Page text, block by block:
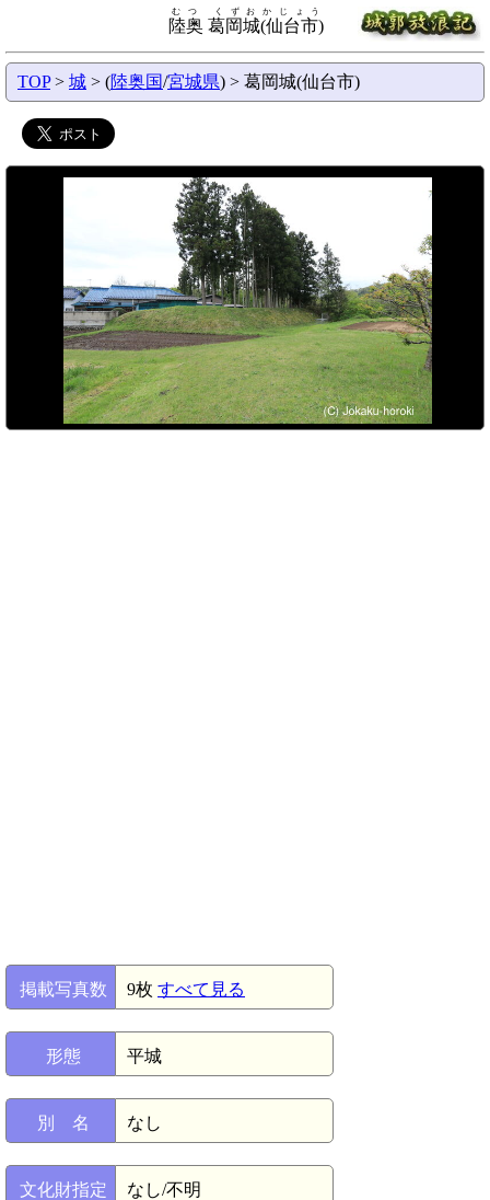
陸奥 葛岡城(仙台市)
むつ くずおかじょう
TOP> 城 > (陸奥国/宮城県) > 葛岡城(仙台市)
掲載写真数 9枚 すべて見る
形態 平城
別 名 なし
文化財指定 なし/不明